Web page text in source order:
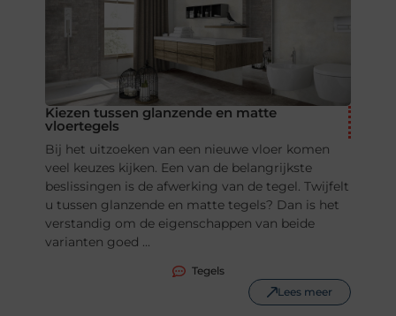
Kiezen tussen glanzende en matte
vloertegels
Bij het uitzoeken van een nieuwe vloer komen
veel keuzes kijken. Een van de belangrijkste
beslissingen is de afwerking van de tegel. Twijfelt
u tussen glanzende en matte tegels? Dan is het
verstandig om de eigenschappen van beide
varianten goed ...
Tegels
Lees meer